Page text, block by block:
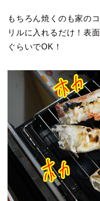
もちろん焼くのも家の
リルに入れるだけ！表
ぐらいでOK！